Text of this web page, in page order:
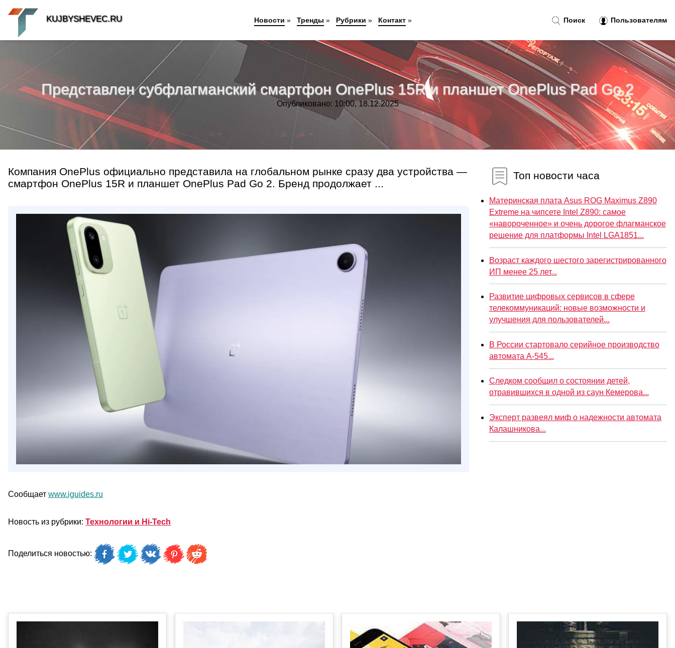
Представлен субфлагманский смартфон OnePlus 15R и планшет OnePlus Pad Go 2
Опубликовано: 10:00, 18.12.2025
Компания OnePlus официально представила на глобальном рынке сразу два устройства —
смартфон OnePlus 15R и планшет OnePlus Pad Go 2. Бренд продолжает ...
Сообщает www.iguides.ru
Новость из рубрики: Технологии и Hi-Tech
Поделиться новостью:
Топ новости часа
Материнская плата Asus ROG Maximus Z890
Extreme на чипсете Intel Z890: самое
«навороченное» и очень дорогое флагманское
решение для платформы Intel LGA1851...
Возраст каждого шестого зарегистрированного
ИП менее 25 лет...
Развитие цифровых сервисов в сфере
телекоммуникаций: новые возможности и
улучшения для пользователей...
В России стартовало серийное производство
автомата А-545...
Следком сообщил о состоянии детей,
отравившихся в одной из саун Кемерова...
Эксперт развеял миф о надежности автомата
Калашникова...
Поиск Пользователям
KUJBYSHEVEC.RU Новости » Тренды » Рубрики » Контакт»